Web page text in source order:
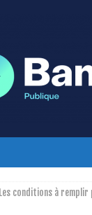
Les conditions à